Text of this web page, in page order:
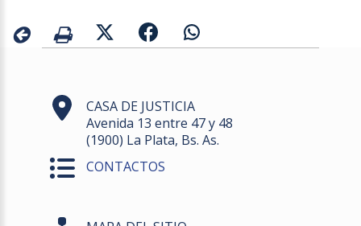
CASA DE JUSTICIA
Avenida 13 entre 47 y 48
(1900) La Plata, Bs. As.
CONTACTOS